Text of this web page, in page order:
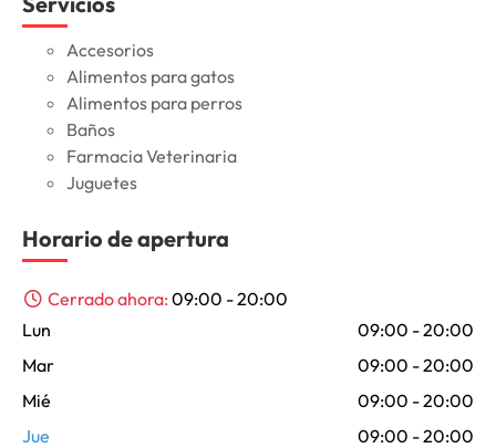
Accesorios
Alimentos para gatos
Alimentos para perros
Baños
Farmacia Veterinaria
Juguetes
Horario de apertura
Cerrado ahora: 09:00 - 20:00
Lun
09:00 - 20:00
Mar
09:00 - 20:00
Mié
09:00 - 20:00
Jue
09:00 - 20:00